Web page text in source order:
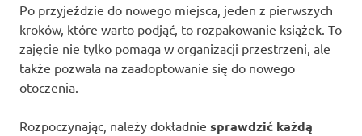
Po przyjeździe do nowego miejsca, jeden z pierwszych
kroków, które warto podjąć, to rozpakowanie książek. To
zajęcie nie tylko pomaga w organizacji przestrzeni, ale
także pozwala na zaadoptowanie się do nowego
otoczenia.
Rozpoczynając, należy dokładnie sprawdzić każdą